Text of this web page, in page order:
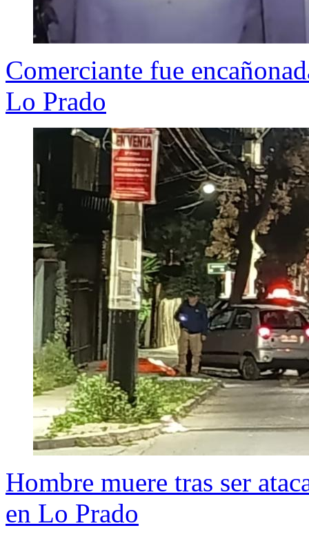
Comerciante fue
Lo Prado
Hombre muere tras ser
en Lo Prado